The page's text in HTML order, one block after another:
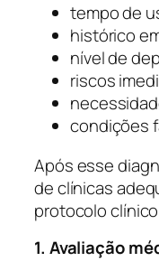
tempo de
histórico
nível de
riscos
condições
Após esse
de clínicas
protocolo
1. Avaliação